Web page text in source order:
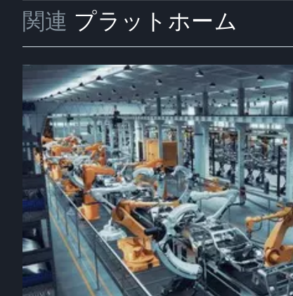
関連 プラットホーム